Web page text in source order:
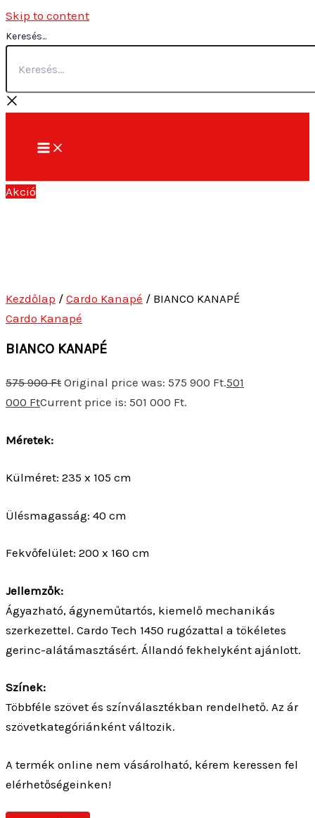
Skip to content
Keresés...
Akció
Kezdőlap / Cardo Kanapé / BIANCO KANAPÉ
Cardo Kanapé
BIANCO KANAPÉ
575 900Ft Original price was: 575 900 Ft.501
000 FtCurrent price is: 501 000 Ft.
Méretek:
Külméret: 235 x 105 cm
Ülésmagasság: 40 cm
Fekvőfelület: 200 x 160 cm
Jellemzők:
Ágyazható, ágyneműtartós, kiemelő mechanikás
szerkezettel. Cardo Tech 1450 rugózattal a tökéletes
gerinc-alátámasztásért. Állandó fekhelyként ajánlott.
Színek:
Többféle szövet és színválasztékban rendelhető. Az ár
szövetkategóriánként változik.
A termék online nem vásárolható, kérem keressen fel
elérhetőségeinken!